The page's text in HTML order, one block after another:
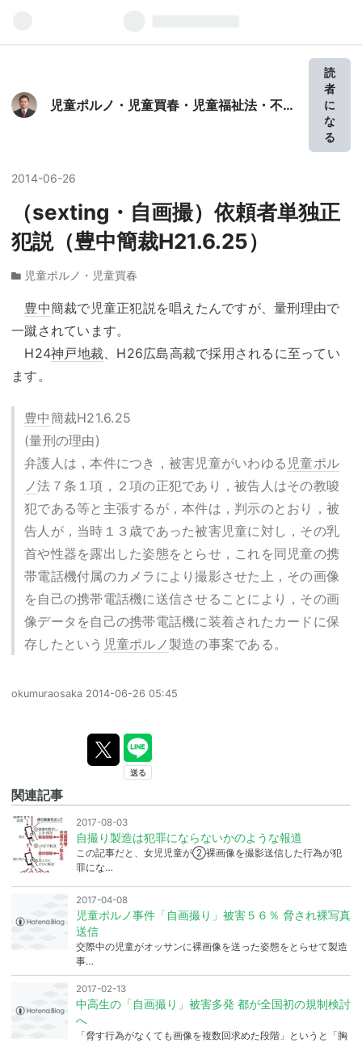
児童ポルノ・児童買春・児童福祉法・不同
入、強制性交等、邸宅侵入、強制性交等致
傷、強姦致傷、大阪府公衆に著しく迷惑を
かける暴力的不良行為等の防止に関する条
例違反弁護人（～に強い弁護士よりは詳し
い） 奥村徹弁護士の見解（弁護士直通
050-5861-8888
sodanokumurabengoshi@gmail.com）
読
者
に
な
る
2014-06-26
（sexting・自画撮）依頼者単独正
犯説（豊中簡裁H21.6.25）
児童ポルノ・児童買春
豊中簡裁で児童正犯説を唱えたんですが、量刑理由で
一蹴されています。
H24神戸地裁、H26広島高裁で採用されるに至ってい
ます。
豊中簡裁H21.6.25
(量刑の理由)
弁護人は，本件につき，被害児童がいわゆる 児童ポル
ノ法７条１項，２項の正犯であり，被告人はその教唆
犯である等と主張するが，本件は，判示のとおり，被
告人が，当時１３歳であった被害児童に対し，その乳
首や性器を露出した姿態をとらせ，これを同児童の携
帯電話機付属のカメラにより撮影させた上，その画像
を自己の携帯電話機に送信させることにより，その画
像データを自己の携帯電話機に装着されたカードに保
存したという 児童ポルノ製造の事案である。
okumuraosaka 2014-06-26 05:45
関連記事
2017-08-03
自撮り製造は犯罪にならないかのような報道
この記事だと、女児児童が②裸画像を撮影送信した行為が犯
罪にな…
2017-04-08
児童ポルノ事件「自画撮り」被害５６％ 脅され裸写真
送信
交際中の児童がオッサンに裸画像を送った姿態をとらせて製造
事…
2017-02-13
中高生の「自画撮り」被害多発 都が全国初の規制検討
へ
「脅す行為がなくても画像を複数回求めた段階」というと「胸